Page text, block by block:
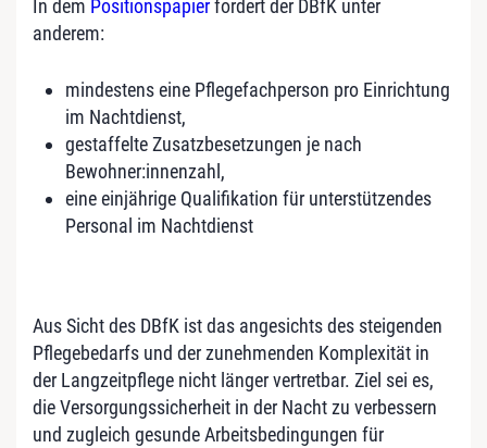
In dem Positionspapierfordert der DBfK unter
anderem:
mindestens eine Pflegefachperson pro Einrichtung
im Nachtdienst,
gestaffelte Zusatzbesetzungen je nach
Bewohner:innenzahl,
eine einjährige Qualifikation für unterstützendes
Personal im Nachtdienst
Aus Sicht des DBfK ist das angesichts des steigenden
Pflegebedarfs und der zunehmenden Komplexität in
der Langzeitpflege nicht länger vertretbar. Ziel sei es,
die Versorgungssicherheit in der Nacht zu verbessern
und zugleich gesunde Arbeitsbedingungen für